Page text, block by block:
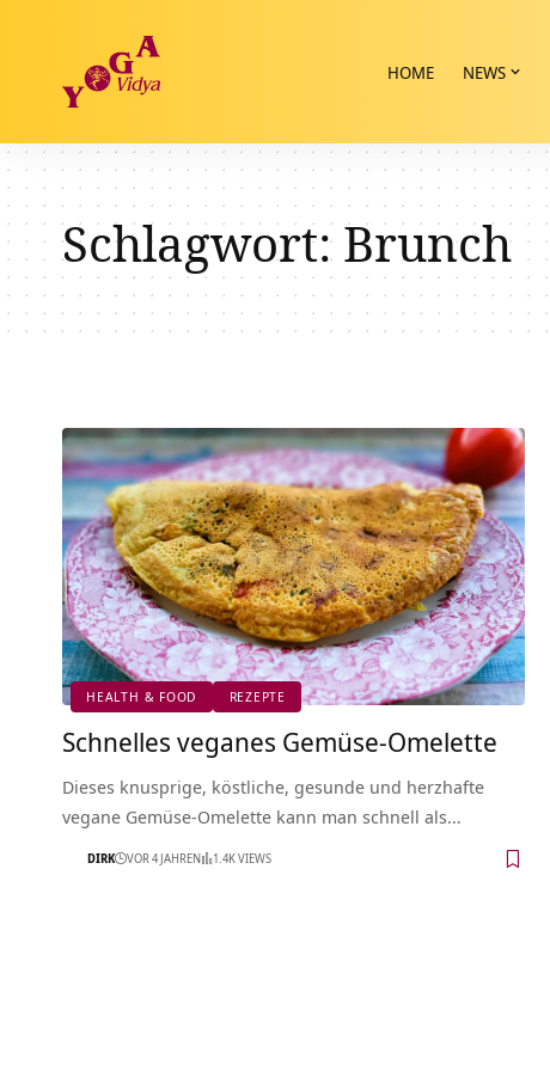
HOME NEWS
Schlagwort:Brunch
HEALTH & FOOD REZEPTE
Schnelles veganes Gemüse-Omelette
Dieses knusprige, köstliche, gesunde und herzhafte
vegane Gemüse-Omelette kann man schnell als…
DIRK VOR 4 JAHREN 1.4K VIEWS